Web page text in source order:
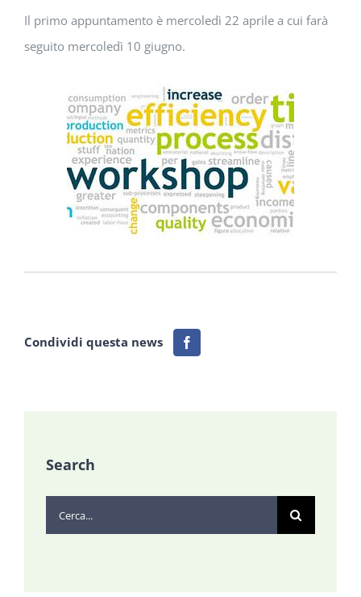
Il primo appuntamento è mercoledì 22 aprile a cui farà
seguito mercoledì 10 giugno.
Condividi questa news
Search
Cerca
per: